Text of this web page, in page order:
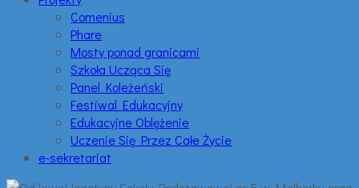
Comenius
Phare
Mosty ponad granicami
Szkoła Ucząca Się
Panel Koleżeński
Festiwal Edukacyjny
Edukacyjne Oblężenie
Uczenie Się Przez Całe Życie
e-sekretariat